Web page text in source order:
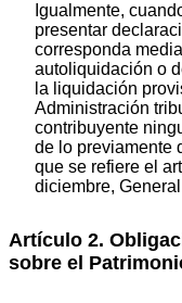
Igualmente,
presentar
corresponda
autoliquidación o
la liquidación
Administración
contribuyente
de lo previamente
que se refiere el
diciembre,
Artículo 2.
sobre el